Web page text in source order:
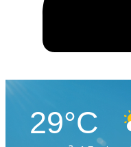
29°C